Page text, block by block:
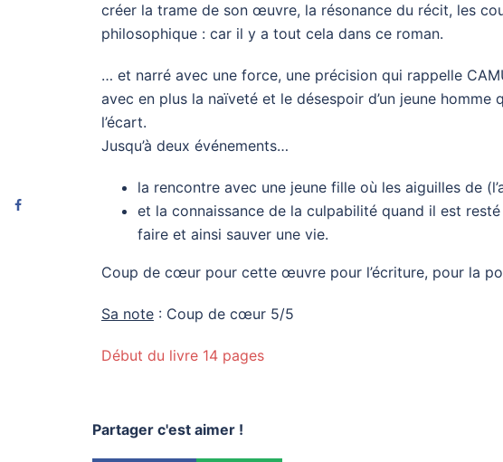
créer la trame de son œuvre, la résonance du récit, les
philosophique : car il y a tout cela dans ce roman.
… et narré avec une force, une précision qui rappelle
avec en plus la naïveté et le désespoir d’un jeune homme
l’écart.
Jusqu’à deux événements…
la rencontre avec une jeune fille où les aiguilles de
et la connaissance de la culpabilité quand il est
faire et ainsi sauver une vie.
Coup de cœur pour cette œuvre pour l’écriture, pour la
Sa note : Coup de cœur 5/5
Début du livre 14 pages
Partager c'est aimer !